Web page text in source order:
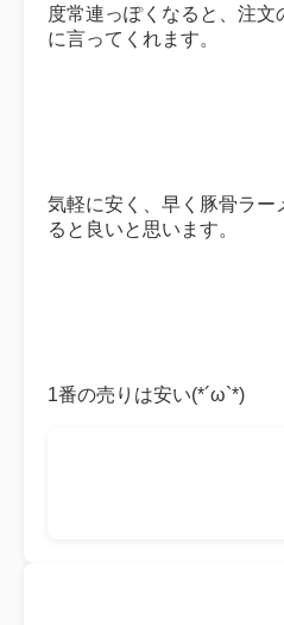
度常連っぽくなると、注
に言ってくれます。
気軽に安く、早く豚骨ラ
ると良いと思います。
1番の売りは安い(*´ω`*)